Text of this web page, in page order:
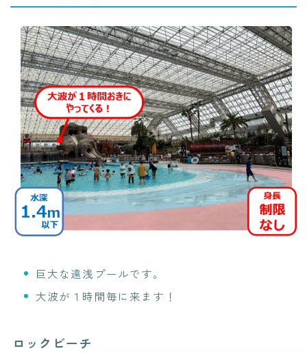
巨大な遠浅プールです。
大波が１時間毎に来ます！
ロックビーチ